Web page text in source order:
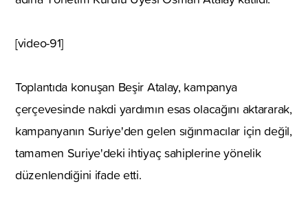
[video-91]
Toplantıda konuşan Beşir Atalay, kampanya
çerçevesinde nakdi yardımın esas olacağını aktararak,
kampanyanın Suriye'den gelen sığınmacılar için değil,
tamamen Suriye'deki ihtiyaç sahiplerine yönelik
düzenlendiğini ifade etti.